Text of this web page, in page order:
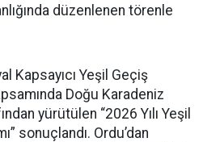
düzenlenen törenle
Kapsayıcı Yeşil Geçiş
Doğu Karadeniz
yürütülen “2026 Yılı Yeşil
sonuçlandı. Ordu’dan